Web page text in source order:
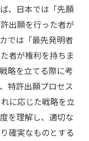
、日本では「先願
出願を行った者が
では「最先発明者
者が権利を持ちま
略を立てる際に考
特許出願プロセス
に応じた戦略を立
を理解し、適切な
確実なものとする